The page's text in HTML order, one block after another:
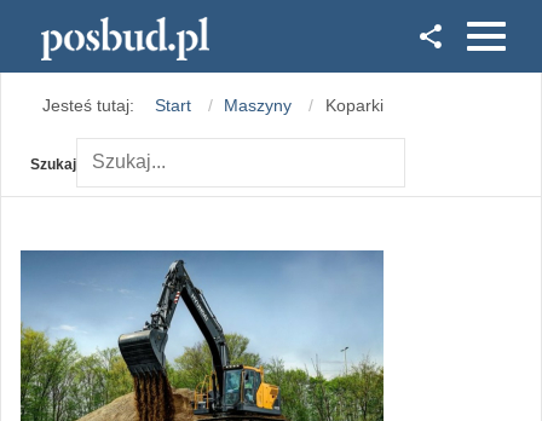
Instagram
Jesteś tutaj: Start Maszyny Koparki
Szukaj